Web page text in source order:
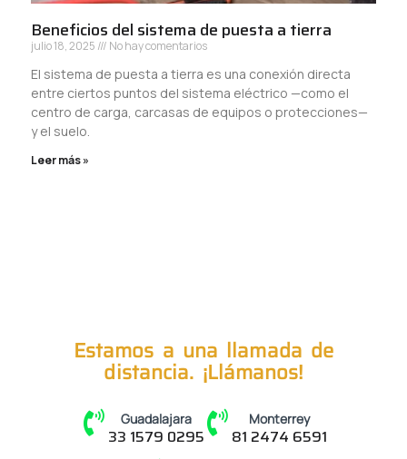
Beneficios del sistema de puesta a tierra
julio 18, 2025 No hay comentarios
El sistema de puesta a tierra es una conexión directa
entre ciertos puntos del sistema eléctrico —como el
centro de carga, carcasas de equipos o protecciones—
y el suelo.
Leer más »
Estamos a una llamada de
distancia. ¡Llámanos!
Guadalajara
33 1579 0295
Monterrey
81 2474 6591